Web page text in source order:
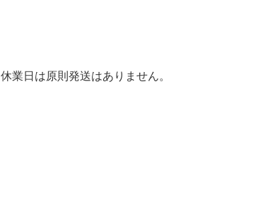
休業日は原則発送はありません。